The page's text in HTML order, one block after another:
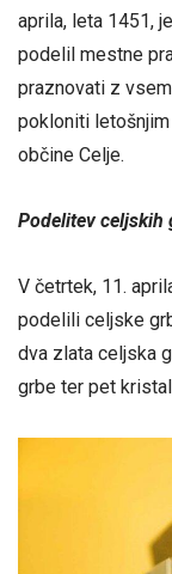
aprila, leta 1451,
podelil mestne
praznovati z
pokloniti
občine Celje.
Podelitev celjskih
V četrtek, 11.
podelili celjske
dva zlata celjska
grbe ter pet